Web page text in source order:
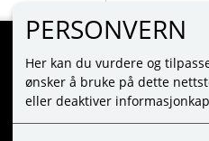
MINE SIDER
LOGG INN
PERSONVERN
Her kan du vurdere og
ønsker å bruke på dette
eller deaktiver